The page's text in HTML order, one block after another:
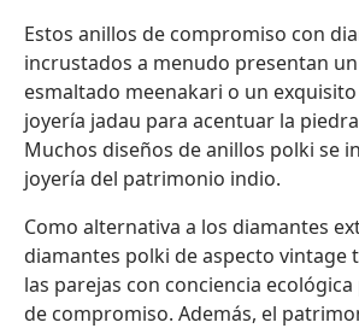
Estos anillos de compromiso con
incrustados a menudo presentan
esmaltado meenakari o un
joyería jadau para acentuar la
Muchos diseños de anillos polki se
joyería del patrimonio indio.
Como alternativa a los diamantes
diamantes polki de aspecto vintage
las parejas con conciencia
de compromiso. Además, el